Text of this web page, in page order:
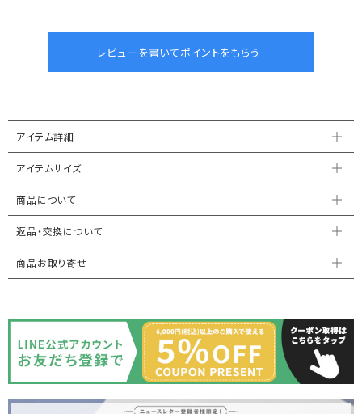
アイテム詳細
アイテムサイズ
商品について
返品・交換について
商品お取り寄せ